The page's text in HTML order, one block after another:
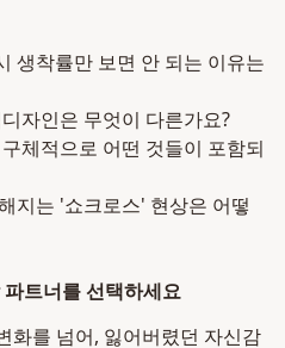
생착률만 보면 안 되는 이유는
자인은 무엇이 다른가요?
체적으로 어떤 것들이 포함되
지는 '쇼크로스' 현상은 어떻
트너를 선택하세요
화를 넘어, 잃어버렸던 자신감